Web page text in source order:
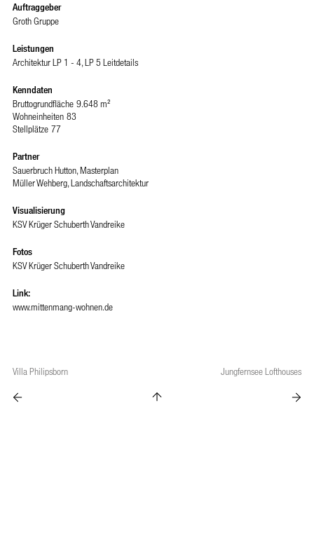
Auftraggeber
Groth Gruppe
Leistungen
Architektur LP 1 - 4, LP 5 Leitdetails
Kenndaten
Bruttogrundfläche 9.648 m²
Wohneinheiten 83
Stellplätze 77
Partner
Sauerbruch Hutton, Masterplan
Müller Wehberg, Landschaftsarchitektur
Visualisierung
KSV Krüger Schuberth Vandreike
Fotos
KSV Krüger Schuberth Vandreike
Link:
www.mittenmang-wohnen.de
Villa Philipsborn Jungfernsee Lofthouses